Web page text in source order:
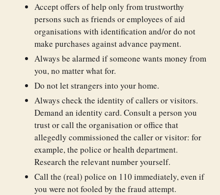
Accept offers of help only from trustworthy
persons such as friends or employees of aid
organisations with identification and/or do not
make purchases against advance payment.
Always be alarmed if someone wants money from
you, no matter what for.
Do not let strangers into your home.
Always check the identity of callers or visitors.
Demand an identity card. Consult a person you
trust or call the organisation or office that
allegedly commissioned the caller or visitor: for
example, the police or health department.
Research the relevant number yourself.
Call the (real) police on 110 immediately, even if
you were not fooled by the fraud attempt.